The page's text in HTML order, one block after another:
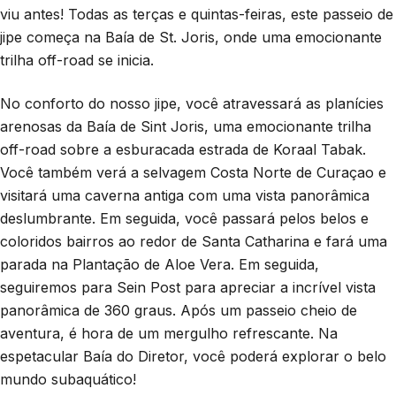
viu antes! Todas as terças e quintas-feiras, este passeio de
jipe começa na Baía de St. Joris, onde uma emocionante
trilha off-road se inicia.
No conforto do nosso jipe, você atravessará as planícies
arenosas da Baía de Sint Joris, uma emocionante trilha
off-road sobre a esburacada estrada de Koraal Tabak.
Você também verá a selvagem Costa Norte de Curaçao e
visitará uma caverna antiga com uma vista panorâmica
deslumbrante. Em seguida, você passará pelos belos e
coloridos bairros ao redor de Santa Catharina e fará uma
parada na Plantação de Aloe Vera. Em seguida,
seguiremos para Sein Post para apreciar a incrível vista
panorâmica de 360 graus. Após um passeio cheio de
aventura, é hora de um mergulho refrescante. Na
espetacular Baía do Diretor, você poderá explorar o belo
mundo subaquático!